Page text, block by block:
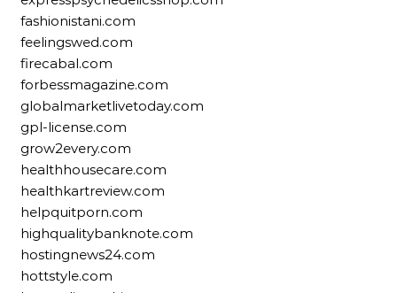
fashionistani.com
feelingswed.com
firecabal.com
forbessmagazine.com
globalmarketlivetoday.com
gpl-license.com
grow2every.com
healthhousecare.com
healthkartreview.com
helpquitporn.com
highqualitybanknote.com
hostingnews24.com
hottstyle.com